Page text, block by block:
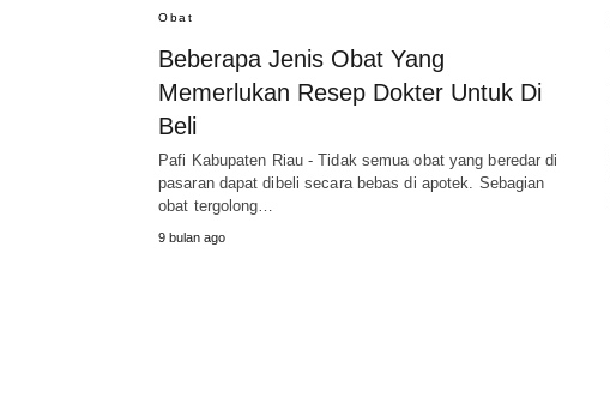
Obat
Beberapa Jenis Obat Yang
Memerlukan Resep Dokter Untuk Di
Beli
Pafi Kabupaten Riau - Tidak semua obat yang beredar di
pasaran dapat dibeli secara bebas di apotek. Sebagian
obat tergolong…
9 bulan ago